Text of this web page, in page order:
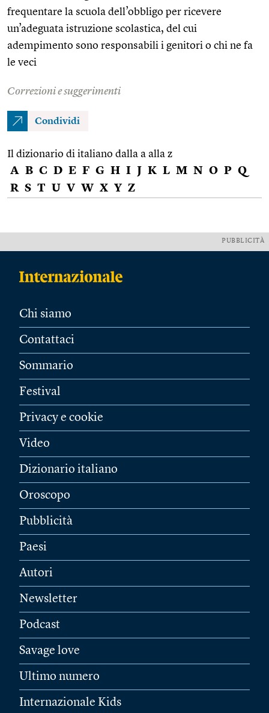
frequentare la scuola dell’obbligo per ricevere
un’adeguata istruzione scolastica, del cui
adempimento sono responsabili i genitori o chi ne fa
le veci
Correzioni e suggerimenti
Condividi
Il dizionario di italiano dalla a alla z
A B C D E F G H I J K L M N O P Q
R S T U V W X Y Z
PUBBLICITÀ
Chi siamo
Contattaci
Sommario
Festival
Privacy e cookie
Video
Dizionario italiano
Oroscopo
Pubblicità
Paesi
Autori
Newsletter
Podcast
Savage love
Ultimo numero
Internazionale Kids